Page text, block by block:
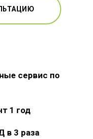
сервис по
1 год
в 3 раза